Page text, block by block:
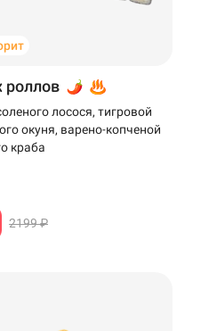
роллов
лосося, тигровой
окуня, варено-копченой
краба
2199 ₽